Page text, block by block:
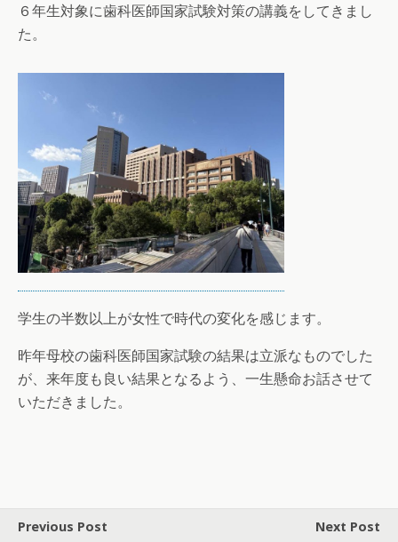
６年生対象に歯科医師国家試験対策の講義をしてきまし
た。
学生の半数以上が女性で時代の変化を感じます。
昨年母校の歯科医師国家試験の結果は立派なものでした
が、来年度も良い結果となるよう、一生懸命お話させて
いただきました。
Previous Post Next Post